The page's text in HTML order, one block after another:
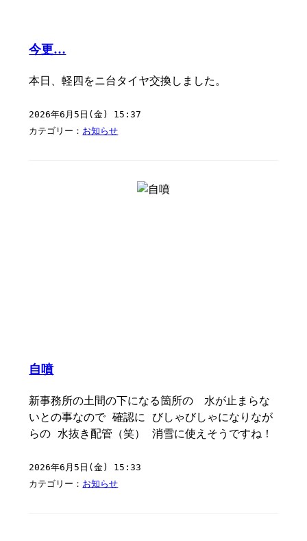
今更…
本日、軽四をニ台タイヤ交換しました。
2026年6月5日(金) 15:37
カテゴリー： お知らせ
自噴
新事務所の土間の下になる箇所の 水が止まらな
いとの事なので 確認に びしゃびしゃになりなが
らの 水抜き配管（笑） 消雪に使えそうですね！
2026年6月5日(金) 15:33
カテゴリー： お知らせ